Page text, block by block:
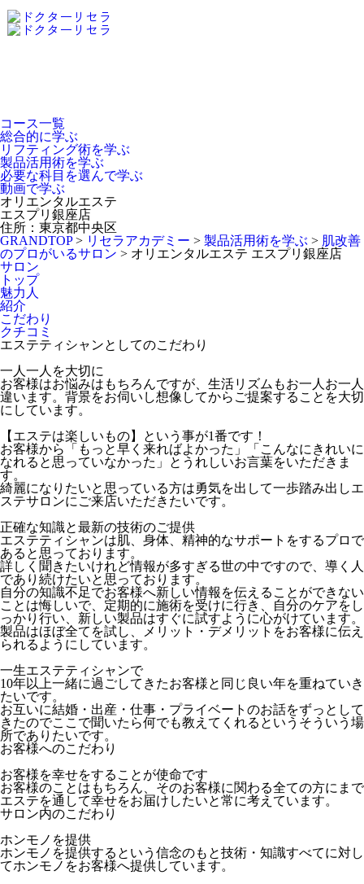
Dr.Recella Academy
について
コース一覧
総合的に学ぶ
リフティング術を学ぶ
製品活用術を学ぶ
必要な科目を選んで学ぶ
動画で学ぶ
オリエンタルエステ
エスプリ銀座店
住所：東京都中央区
GRANDTOP> リセラアカデミー > 製品活用術を学ぶ > 肌改善
のプロがいるサロン > オリエンタルエステ エスプリ銀座店
サロン
トップ
魅力人
紹介
こだわり
クチコミ
エステティシャンとしてのこだわり
一人一人を大切に
お客様はお悩みはもちろんですが、生活リズムもお一人お一人
違います。背景をお伺いし想像してからご提案することを大切
にしています。
【エステは楽しいもの】という事が1番です！
お客様から「もっと早く来ればよかった」「こんなにきれいに
なれると思っていなかった」とうれしいお言葉をいただきま
す。
綺麗になりたいと思っている方は勇気を出して一歩踏み出しエ
ステサロンにご来店いただきたいです。
正確な知識と最新の技術のご提供
エステティシャンは肌、身体、精神的なサポートをするプロで
あると思っております。
詳しく聞きたいけれど情報が多すぎる世の中ですので、導く人
であり続けたいと思っております。
自分の知識不足でお客様へ新しい情報を伝えることができない
ことは悔しいで、定期的に施術を受けに行き、自分のケアをし
っかり行い、新しい製品はすぐに試すように心がけています。
製品はほぼ全てを試し、メリット・デメリットをお客様に伝え
られるようにしています。
一生エステティシャンで
10年以上一緒に過ごしてきたお客様と同じ良い年を重ねていき
たいです。
お互いに結婚・出産・仕事・プライベートのお話をずっとして
きたのでここで聞いたら何でも教えてくれるというそういう場
所でありたいです。
お客様へのこだわり
お客様を幸せをすることが使命です
お客様のことはもちろん、そのお客様に関わる全ての方にまで
エステを通して幸せをお届けしたいと常に考えています。
サロン内のこだわり
ホンモノを提供
ホンモノを提供するという信念のもと技術・知識すべてに対し
てホンモノをお客様へ提供しています。